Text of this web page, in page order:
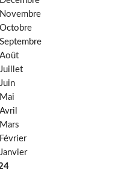
Novembre
Octobre
Septembre
Août
Juillet
Juin
Mai
Avril
Mars
Février
Janvier